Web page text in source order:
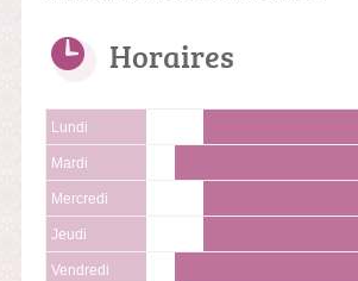
Horaires
Lundi
Mardi
Mercredi
Jeudi
Vendredi